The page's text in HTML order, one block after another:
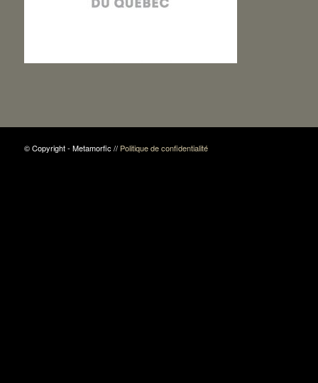
© Copyright - Metamorfic // Politique de confidentialité